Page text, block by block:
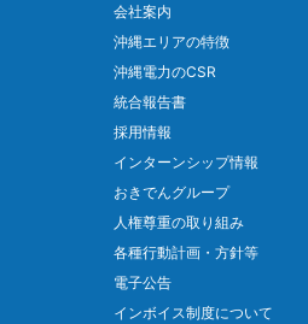
会社案内
沖縄エリアの特徴
沖縄電力のCSR
統合報告書
採用情報
インターンシップ情報
おきでんグループ
人権尊重の取り組み
各種行動計画・方針等
電子公告
インボイス制度について